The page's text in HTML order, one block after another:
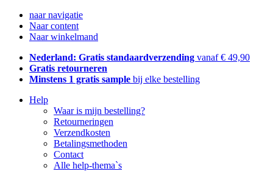
naar navigatie
Naar content
Naar winkelmand
Nederland: Gratis standaardverzending vanaf € 49,90
Gratis retourneren
Minstens 1 gratis sample bij elke bestelling
Help
Waar is mijn bestelling?
Retourneringen
Verzendkosten
Betalingsmethoden
Contact
Alle help-thema`s